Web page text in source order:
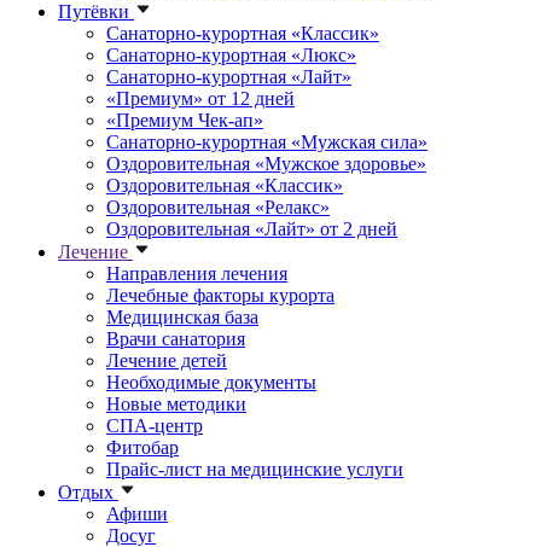
Путёвки
Санаторно-курортная «Классик»
Санаторно-курортная «Люкс»
Санаторно-курортная «Лайт»
«Премиум» от 12 дней
«Премиум Чек-ап»
Санаторно-курортная «Мужская сила»
Оздоровительная «Мужское здоровье»
Оздоровительная «Классик»
Оздоровительная «Релакс»
Оздоровительная «Лайт» от 2 дней
Лечение
Направления лечения
Лечебные факторы курорта
Медицинская база
Врачи санатория
Лечение детей
Необходимые документы
Новые методики
СПА-центр
Фитобар
Прайс-лист на медицинские услуги
Отдых
Афиши
Досуг